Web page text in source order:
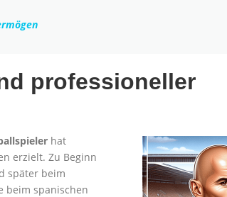
professioneller
hat
erzielt. Zu Beginn
später beim
beim spanischen